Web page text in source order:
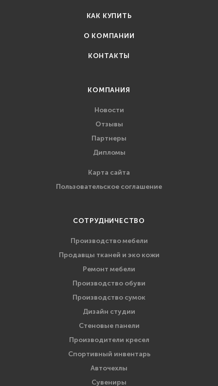
КАК КУПИТЬ
О КОМПАНИИ
КОНТАКТЫ
КОМПАНИЯ
Новости
Отзывы
Партнеры
Дипломы
Карта сайта
Пользовательское соглашение
СОТРУДНИЧЕСТВО
Производство мебели
Продавцы тканей и эко кожи
Ремонт мебели
Производство обуви
Производство сумок
Дизайн студии
Стеновые панели
Производители кресел
Спортивный инвентарь
Авточехлы
Сувениры